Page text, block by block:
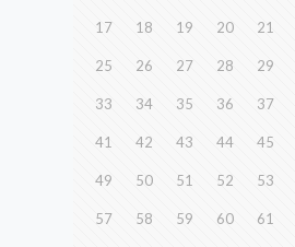
17 18 19 20 21
25 26 27 28 29
33 34 35 36 37
41 42 43 44 45
49 50 51 52 53
57 58 59 60 61